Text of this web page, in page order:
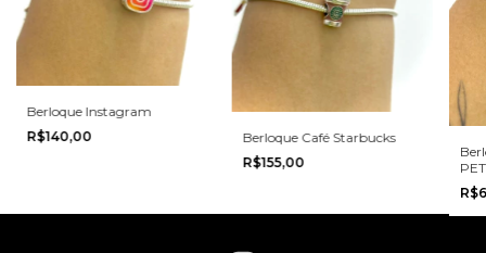
Berloque Instagram
R$140,00
Berloque Café Starbucks
R$155,00
PET